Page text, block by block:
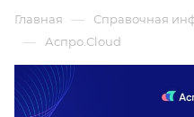
Главная — Справочная
— Аспро.Cloud